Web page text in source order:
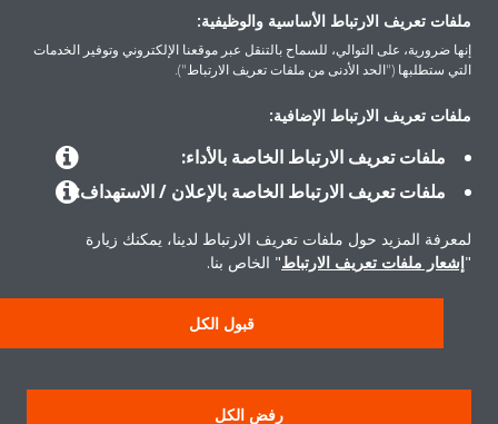
المنتجات
حول دايكن
إشعار قانوني إشعار ملف تعريف الارتباط
سياسة خصوصية البيانات
أخلاقيات الشركة
ملفات تعريف الارتباط الأساسية والوظيفية:
إنها ضرورية، على التوالي، للسماح بالتنقل عبر موقعنا الإلكتروني وتوفير الخدمات
التي ستطلبها ("الحد الأدنى من ملفات تعريف الارتباط").
ملفات تعريف الارتباط الإضافية:
ملفات تعريف الارتباط الخاصة بالأداء:
ملفات تعريف الارتباط الخاصة بالإعلان / الاستهداف:
لمعرفة المزيد حول ملفات تعريف الارتباط لدينا، يمكنك زيارة
"إشعار ملفات تعريف الارتباط" الخاص بنا.
قبول الكل
رفض الكل